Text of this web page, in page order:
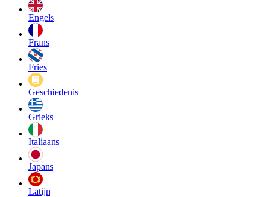
Engels
Frans
Fries
Geschiedenis
Grieks
Italiaans
Japans
Latijn